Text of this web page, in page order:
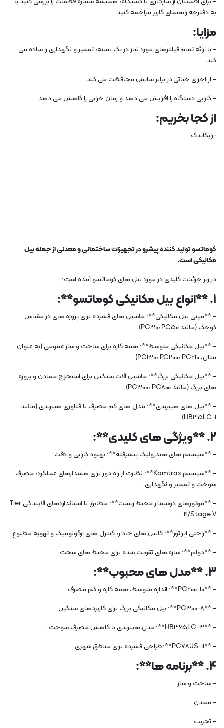
به دفترچه راهنمای کاربر مراجعه کنید.
مزایا:
– با ارائه تمام فیلترهای مورد نیاز در یک بسته، تعمیر و نگهداری را ساده می
کند.
– از اجزای حیاتی در برابر سایش محافظت می کند.
– کارایی دستگاه را افزایش می دهد و زمان خرابی را کاهش می دهد.
از کجا بخریم:
-رایکایدک
کوماتسو تولید کننده پیشرو در تجهیزات ساختمانی و معدنی از جمله بیل
مکانیکی است.
در زیر جزئیات کلیدی در مورد بیل های کوماتسو آمده است:
1. **انواع بیل مکانیکی کوماتسو**:
– **مینی بیل مکانیکی**: ماشین های فشرده برای پروژه های در مقیاس
کوچک (مانند PC30، PC50).
– **بیل مکانیکی متوسط**: همه کاره برای ساخت و ساز عمومی (به عنوان
مثال، PC130، PC200، PC210).
– **بیل مکانیکی بزرگ**: ماشین آلات سنگین برای استخراج معادن و پروژه
های بزرگ (مانند PC300، PC800).
– **بیل های هیبریدی**: مدل های کم مصرف با فناوری هیبریدی (مانند
HB215LC-1).
2. **ویژگی های کلیدی**:
– **سیستم های هیدرولیک پیشرفته**: بهبود کارایی و دقت.
– **سیستم Komtrax**: نظارت از راه دور برای هشدارهای عملکرد، مصرف
سوخت و تعمیر و نگهداری.
– **موتورهای دوستدار محیط زیست**: مطابق با استانداردهای آلایندگی Tier
4/Stage V.
– **راحتی اپراتور**: کابین های جادار، کنترل های ارگونومیک و تهویه مطبوع.
– **دوام**: سازه های تقویت شده برای محیط های سخت.
3. **مدل های محبوب**:
– **PC200-10**: اندازه متوسط، همه کاره و کم مصرف.
– **PC300-8**: بیل مکانیکی بزرگ برای کاربردهای سنگین.
– **HB365LC-3**: مدل هیبریدی با کاهش مصرف سوخت.
– **PC78US-11**: طراحی فشرده برای مناطق شهری.
4. **برنامه ها**:
– ساخت و ساز
– معدن
– تخریب